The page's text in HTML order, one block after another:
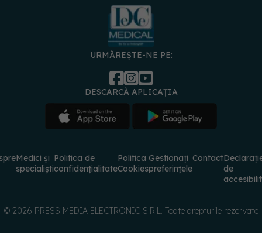
URMĂREȘTE-NE PE:
DESCARCĂ APLICAȚIA
Medici și
specialiști
Politica de
confidențialitate
Politica
Cookies
Gestionați
preferințele
Contact
de
© 2026 PRESS MEDIA ELECTRONIC S.R.L. Toate drepturile rezervate